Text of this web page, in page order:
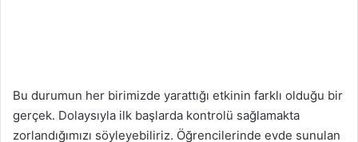
Bu durumun her birimizde yarattığı etkinin farklı olduğu bir
gerçek. Dolaysıyla ilk başlarda kontrolü sağlamakta
zorlandığımızı söyleyebiliriz. Öğrencilerinde evde sunulan